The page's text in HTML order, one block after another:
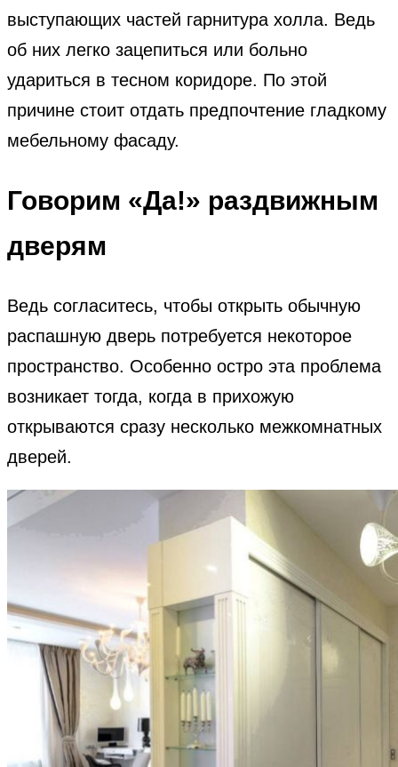
выступающих частей гарнитура холла. Ведь
об них легко зацепиться или больно
удариться в тесном коридоре. По этой
причине стоит отдать предпочтение гладкому
мебельному фасаду.
Говорим «Да!» раздвижным
дверям
Ведь согласитесь, чтобы открыть обычную
распашную дверь потребуется некоторое
пространство. Особенно остро эта проблема
возникает тогда, когда в прихожую
открываются сразу несколько межкомнатных
дверей.